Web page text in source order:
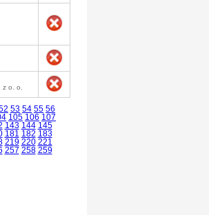
z o. o.
53 54 55 56
105 106 107
143 144 145
181 182 183
219 220 221
257 258 259